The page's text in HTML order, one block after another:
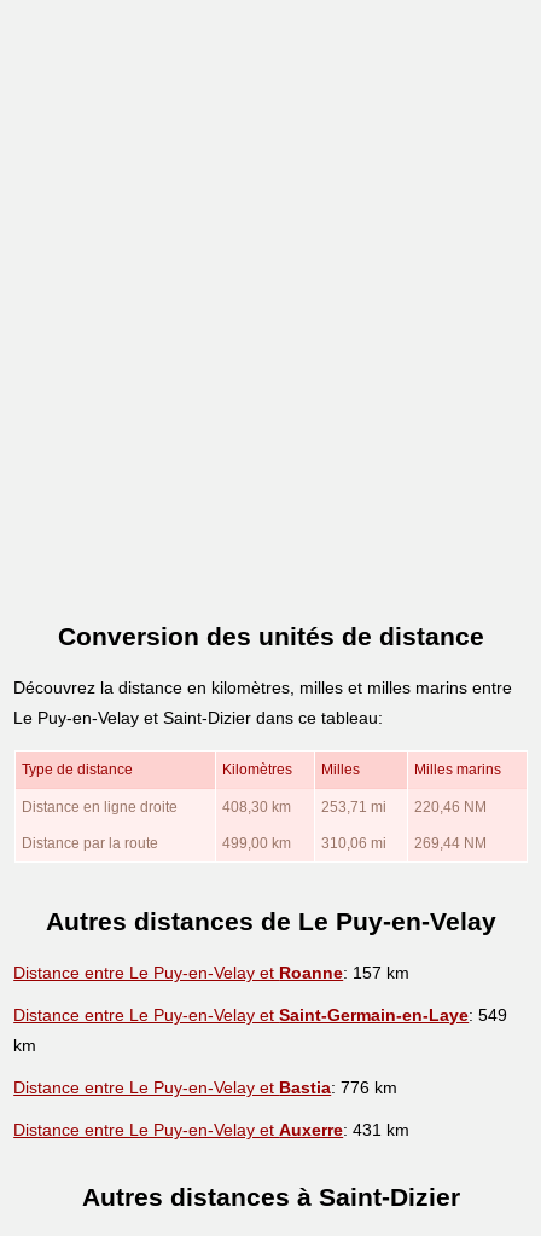
Conversion des unités de distance
Découvrez la distance en kilomètres, milles et milles marins entre
Le Puy-en-Velay et Saint-Dizier dans ce tableau:
Type de distance Kilomètres Milles Milles marins
Distance en ligne droite 408,30 km 253,71 mi 220,46 NM
Distance par la route 499,00 km 310,06 mi 269,44 NM
Autres distances de Le Puy-en-Velay
Distance entre Le Puy-en-Velay et Roanne: 157 km
Distance entre Le Puy-en-Velay etSaint-Germain-en-Laye: 549
km
Distance entre Le Puy-en-Velay et Bastia: 776 km
Distance entre Le Puy-en-Velay etAuxerre: 431 km
Autres distances à Saint-Dizier